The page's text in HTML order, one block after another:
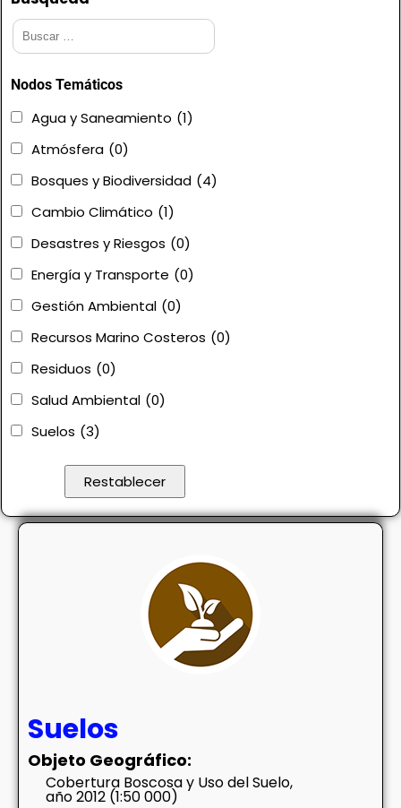
Nodos Temáticos
Agua y Saneamiento (1)
Atmósfera (0)
Bosques y Biodiversidad (4)
Cambio Climático (1)
Desastres y Riesgos (0)
Energía y Transporte (0)
Gestión Ambiental (0)
Recursos Marino Costeros (0)
Residuos (0)
Salud Ambiental (0)
Suelos (3)
Suelos
Objeto Geográfico:
Cobertura Boscosa y Uso del Suelo,
año 2012 (1:50 000)